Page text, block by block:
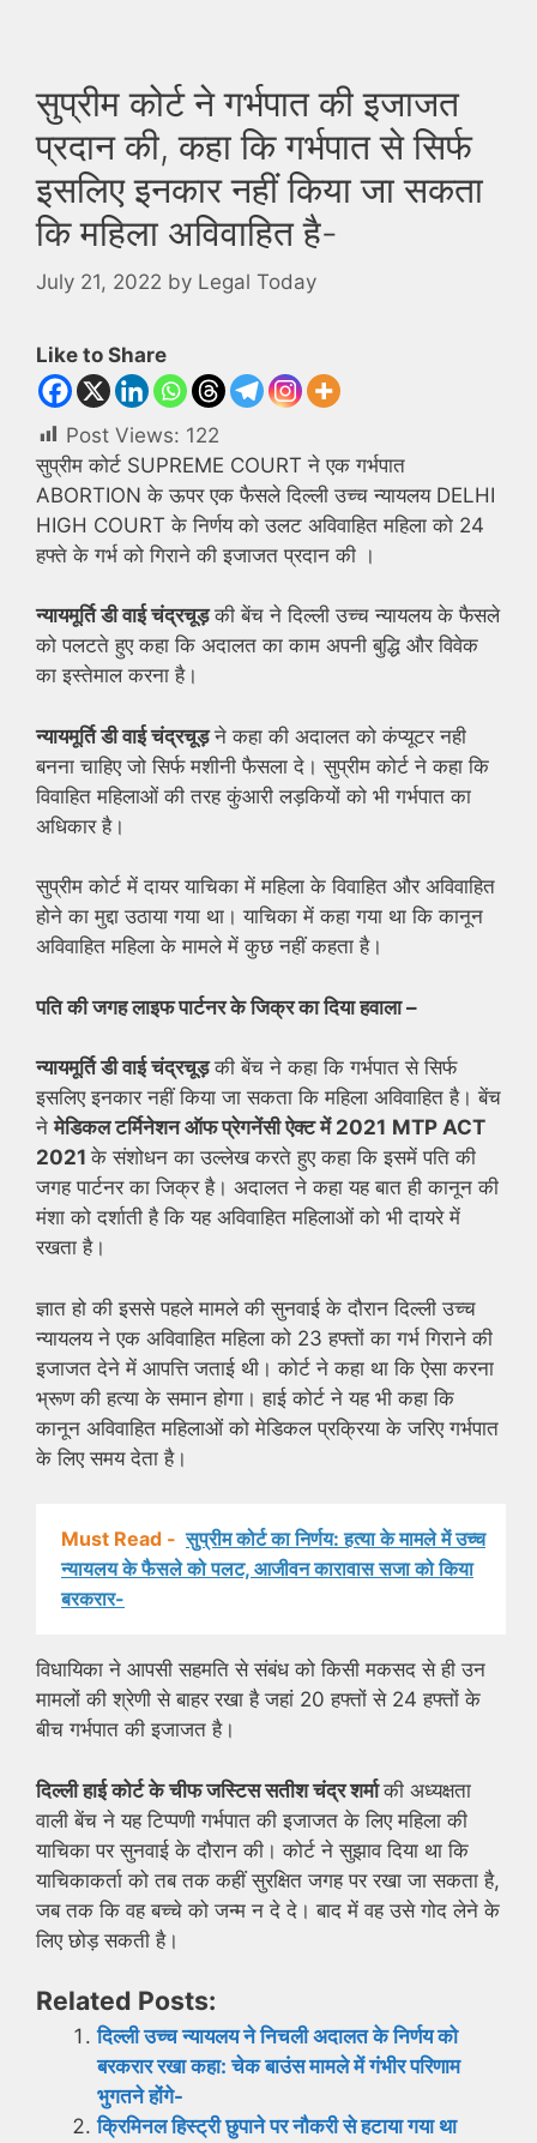
सुप्रीम कोर्ट ने गर्भपात की इजाजत
प्रदान की, कहा कि गर्भपात से सिर्फ
इसलिए इनकार नहीं किया जा सकता
कि महिला अविवाहित है-
July 21, 2022 by Legal Today
Like to Share
Post Views: 122
सुप्रीम कोर्ट SUPREME COURT ने एक गर्भपात
ABORTION के ऊपर एक फैसले दिल्ली उच्च न्यायलय DELHI
HIGH COURT के निर्णय को उलट अविवाहित महिला को 24
हफ्ते के गर्भ को गिराने की इजाजत प्रदान की ।
न्यायमूर्ति डी वाई चंद्रचूड़की बेंच ने दिल्ली उच्च न्यायलय के फैसले
को पलटते हुए कहा कि अदालत का काम अपनी बुद्धि और विवेक
का इस्तेमाल करना है।
न्यायमूर्ति डी वाई चंद्रचूड़ने कहा की अदालत को कंप्यूटर नही
बनना चाहिए जो सिर्फ मशीनी फैसला दे। सुप्रीम कोर्ट ने कहा कि
विवाहित महिलाओं की तरह कुंआरी लड़कियों को भी गर्भपात का
अधिकार है।
सुप्रीम कोर्ट में दायर याचिका में महिला के विवाहित और अविवाहित
होने का मुद्दा उठाया गया था। याचिका में कहा गया था कि कानून
अविवाहित महिला के मामले में कुछ नहीं कहता है।
पति की जगह लाइफ पार्टनर के जिक्र का दिया हवाला –
न्यायमूर्ति डी वाई चंद्रचूड़की बेंच ने कहा कि गर्भपात से सिर्फ
इसलिए इनकार नहीं किया जा सकता कि महिला अविवाहित है। बेंच
नेमेडिकल टर्मिनेशन ऑफ प्रेगनेंसी ऐक्ट में 2021 MTP ACT
2021के संशोधन का उल्लेख करते हुए कहा कि इसमें पति की
जगह पार्टनर का जिक्र है। अदालत ने कहा यह बात ही कानून की
मंशा को दर्शाती है कि यह अविवाहित महिलाओं को भी दायरे में
रखता है।
ज्ञात हो की इससे पहले मामले की सुनवाई के दौरान दिल्ली उच्च
न्यायलय ने एक अविवाहित महिला को 23 हफ्तों का गर्भ गिराने की
इजाजत देने में आपत्ति जताई थी। कोर्ट ने कहा था कि ऐसा करना
भ्रूण की हत्या के समान होगा। हाई कोर्ट ने यह भी कहा कि
कानून अविवाहित महिलाओं को मेडिकल प्रक्रिया के जरिए गर्भपात
के लिए समय देता है।
Must Read - सुप्रीम कोर्ट का निर्णय: हत्या के मामले में उच्च
न्यायलय के फैसले को पलट, आजीवन कारावास सजा को किया
बरकरार-
विधायिका ने आपसी सहमति से संबंध को किसी मकसद से ही उन
मामलों की श्रेणी से बाहर रखा है जहां 20 हफ्तों से 24 हफ्तों के
बीच गर्भपात की इजाजत है।
दिल्ली हाई कोर्ट के चीफ जस्टिस सतीश चंद्र शर्माकी अध्यक्षता
वाली बेंच ने यह टिप्पणी गर्भपात की इजाजत के लिए महिला की
याचिका पर सुनवाई के दौरान की। कोर्ट ने सुझाव दिया था कि
याचिकाकर्ता को तब तक कहीं सुरक्षित जगह पर रखा जा सकता है,
जब तक कि वह बच्चे को जन्म न दे दे। बाद में वह उसे गोद लेने के
लिए छोड़ सकती है।
Related Posts:
दिल्ली उच्च न्यायलय ने निचली अदालत के निर्णय को
बरकरार रखा कहा: चेक बाउंस मामले में गंभीर परिणाम
भुगतने होंगे-
क्रिमिनल हिस्ट्री छुपाने पर नौकरी से हटाया गया था